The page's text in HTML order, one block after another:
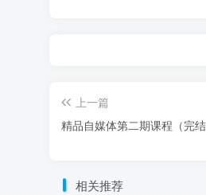
上一篇
精品自媒体第二期课程（完
相关推荐